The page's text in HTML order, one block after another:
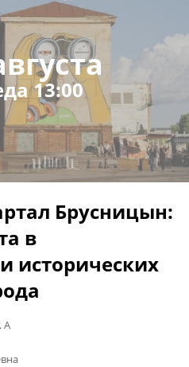
13:00
Брусницын:
в
исторических
А